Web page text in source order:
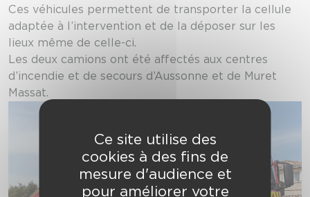
Ces véhicules permettent de transporter la cellule
adaptée à l’intervention et de la déposer sur les
lieux même de celle-ci.
Les deux camions ont été affectés aux centres
d’incendie et de secours d’Aussonne et de Muret
Massat.
Ce site utilise des
cookies à des fins de
mesure d'audience et
pour améliorer votre